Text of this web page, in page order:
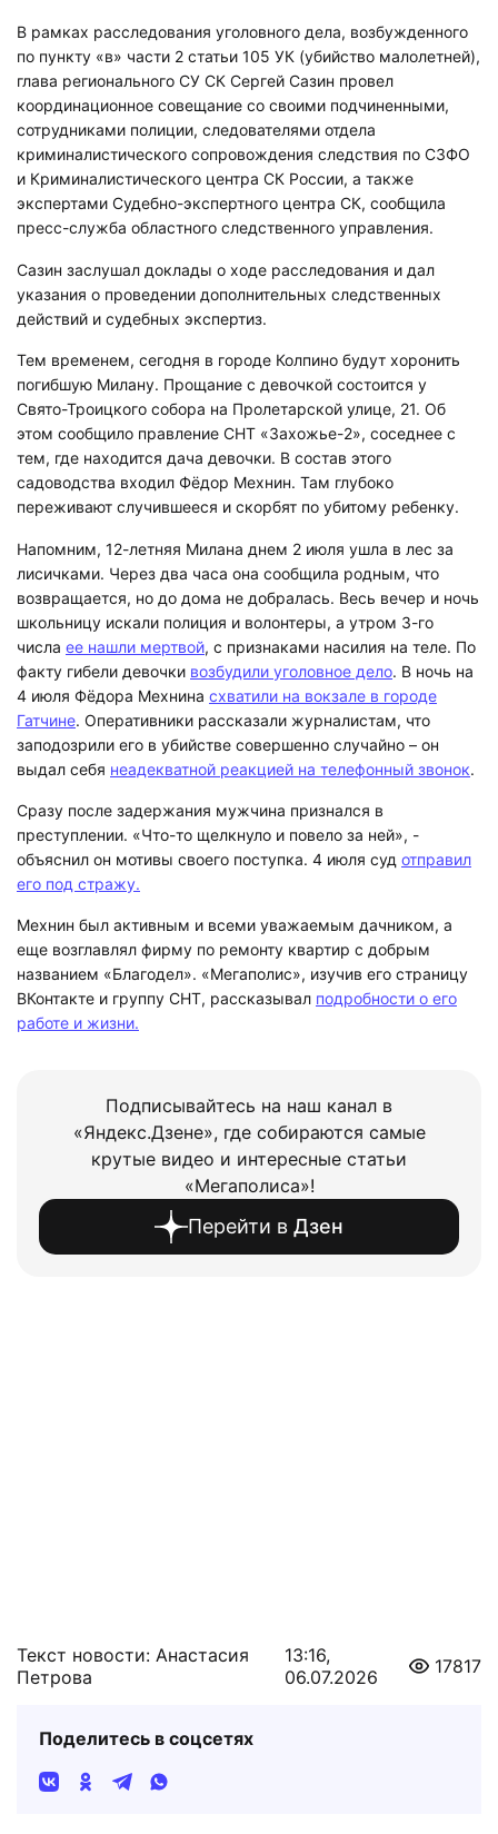
В рамках расследования уголовного дела, возбужденного
по пункту «в» части 2 статьи 105 УК (убийство малолетней),
глава регионального СУ СК Сергей Сазин провел
координационное совещание со своими подчиненными,
сотрудниками полиции, следователями отдела
криминалистического сопровождения следствия по СЗФО
и Криминалистического центра СК России, а также
экспертами Судебно-экспертного центра СК, сообщила
пресс-служба областного следственного управления.
Сазин заслушал доклады о ходе расследования и дал
указания о проведении дополнительных следственных
действий и судебных экспертиз.
Тем временем, сегодня в городе Колпино будут хоронить
погибшую Милану. Прощание с девочкой состоится у
Свято-Троицкого собора на Пролетарской улице, 21. Об
этом сообщило правление СНТ «Захожье-2», соседнее с
тем, где находится дача девочки. В состав этого
садоводства входил Фёдор Мехнин. Там глубоко
переживают случившееся и скорбят по убитому ребенку.
Напомним, 12-летняя Милана днем 2 июля ушла в лес за
лисичками. Через два часа она сообщила родным, что
возвращается, но до дома не добралась. Весь вечер и ночь
школьницу искали полиция и волонтеры, а утром 3-го
числа ее нашли мертвой, с признаками насилия на теле. По
факту гибели девочки возбудили уголовное дело. В ночь на
4 июля Фёдора Мехнина схватили на вокзале в городе
Гатчине. Оперативники рассказали журналистам, что
заподозрили его в убийстве совершенно случайно – он
выдал себя неадекватной реакцией на телефонный звонок.
Сразу после задержания мужчина признался в
преступлении. «Что-то щелкнуло и повело за ней», -
объяснил он мотивы своего поступка. 4 июля суд отправил
его под стражу.
Мехнин был активным и всеми уважаемым дачником, а
еще возглавлял фирму по ремонту квартир с добрым
названием «Благодел». «Мегаполис», изучив его страницу
ВКонтакте и группу СНТ, рассказывал подробности о его
работе и жизни.
Подписывайтесь на наш канал в
«Яндекс.Дзене», где собираются самые
крутые видео и интересные статьи
«Мегаполиса»!
Перейти в Дзен
Текст новости: Анастасия
Петрова
13:16,
06.07.2026
17817
Поделитесь в соцсетях